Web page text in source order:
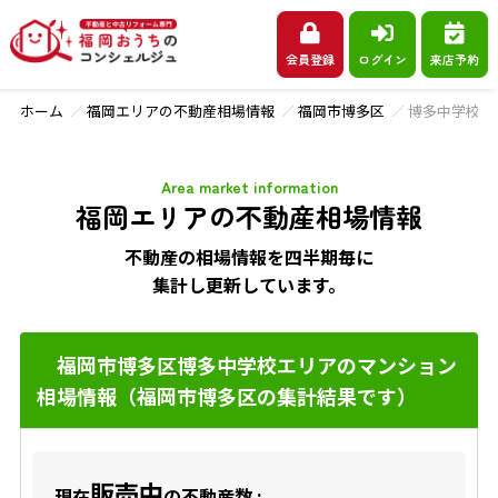
会員登録 ログイン 来店予約
ホーム 福岡エリアの不動産相場情報 福岡市博多区 博多中学校
福岡エリアの不動産相場情報
Area market information
不動産の相場情報を四半期毎に
集計し更新しています。
福岡市博多区博多中学校エリアのマンション
相場情報（福岡市博多区の集計結果です）